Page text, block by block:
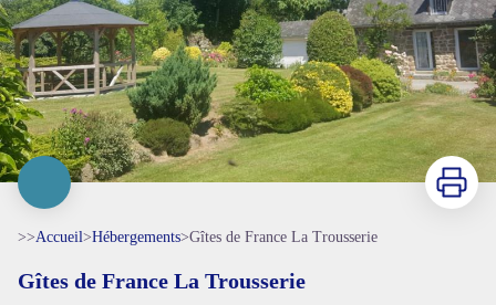
Imprimer
>>Accueil>Hébergements>Gîtes de France La Trousserie
Gîtes de France La Trousserie